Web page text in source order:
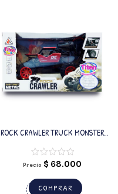
ROCK CRAWLER TRUCK MONSTER
REMOTO
Precio $ 68.000
COMPRAR